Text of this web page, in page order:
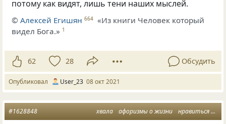
потому как видят, лишь тени наших мыслей.
©Алексей Егишян 664 «Из книги Человек который
видел Бога.» 1
62 28 Обсудить
Опубликовал User_23 08 окт 2021
хвала афоризмы о жизни нравиться всем
#1628848